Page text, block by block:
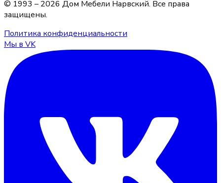
© 1993 – 2026 Дом Мебели Нарвский. Все права
защищены.
Политика конфиденциальности
Мы в VK